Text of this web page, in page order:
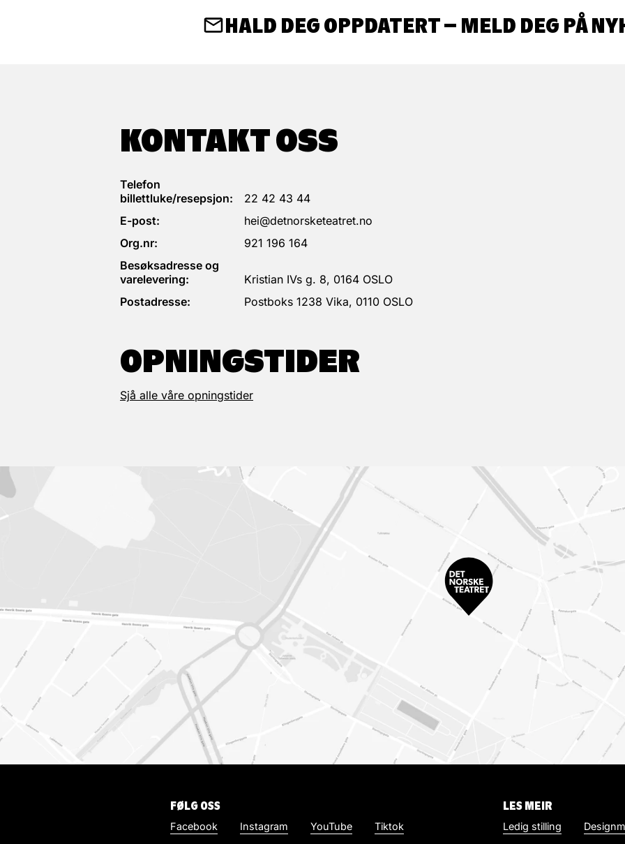
HALD DEG OPPDATERT – MELD DEG PÅ
KONTAKT OSS
Telefon
billettluke/resepsjon:
22 42 43 44
E-post:
hei@detnorsketeatret.no
Org.nr:
921 196 164
Besøksadresse og
varelevering:
Kristian IVs g. 8, 0164 OSLO
Postadresse:
Postboks 1238 Vika, 0110 OSLO
OPNINGSTIDER
Sjå alle våre opningstider
FØLG OSS
Facebook Instagram YouTube Tiktok
LES MEIR
Ledig stilling